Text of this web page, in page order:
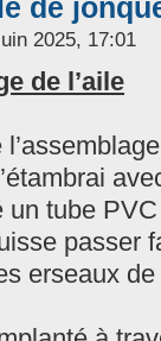
de
2025, 17:01
de l’aile
un tube
passer
erseaux